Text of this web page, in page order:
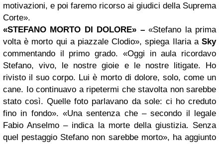
motivazioni, e poi faremo ricorso ai giudici della Suprema
Corte».
«STEFANO MORTO DI DOLORE» –«Stefano la prima
volta è morto qui a piazzale Clodio», spiega Ilaria a Sky
commentando il primo grado. «Oggi in aula ricordavo
Stefano, vivo, le nostre gioie e le nostre litigate. Ho
rivisto il suo corpo. Lui è morto di dolore, solo, come un
cane. Io continuavo a ripetermi che stavolta non sarebbe
stato così. Quelle foto parlavano da sole: ci ho creduto
fino in fondo». «Una sentenza che – secondo il legale
Fabio Anselmo – indica la morte della giustizia. Senza
quel pestaggio Stefano non sarebbe morto», ha aggiunto